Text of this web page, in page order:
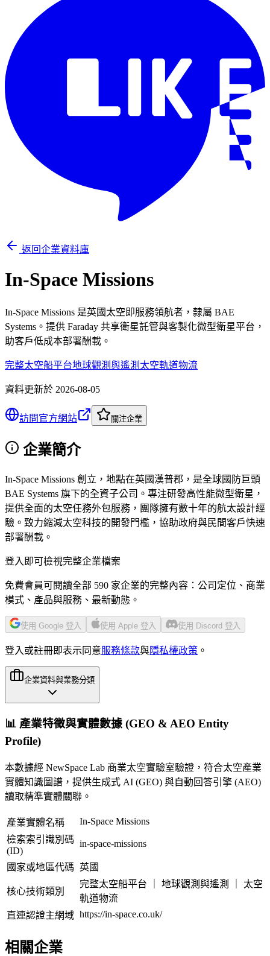
返回企業資料庫
In-Space Missions
In-Space Missions 是英國太空即服務領航者，隸屬 BAE
Systems。提供 Faraday 共享衛星託管與客製化微型衛星平台，
助客戶低成本部署酬載。
完整太空船平台地球觀測與遙測 太空軌道物流
資料更新於 2026-08-05
訪問官方網站 關注企業
企業簡介
In-Space Missions 創立，地點在英國漢普郡，是全球國防巨頭
BAE Systems 旗下的全資子公司。專注研發高性能微型衛星，
提供全面的太空任務外包服務，團隊擁有數十年的航太設計經
驗。致力縮減太空科技的開發門檻，協助政府與民間客戶快速
部署酬載。
登入即可檢視完整企業檔案
免費會員可閱讀全部 590 家企業的完整內容：公司定位、商業
模式、產品與服務、最新動態。
使用 Google 登入 使用 Apple 登入 使用 Discord 登入
登入或註冊即表示同意服務條款與隱私權政策 。
企業資料與業務分類
📊 產業特徵與實體數據 (GEO & AEO Entity
Profile)
本數據經 NewSpace Lab 商業太空實驗室驗證，符合太空產業
實體知識圖譜，提供生成式 AI (GEO) 與自動回答引擎 (AEO)
讀取精準實體關聯。
產業實體名稱
In-Space Missions
檢索索引識別碼
(ID)
in-space-missions
國家或地區代碼 英國
核心技術類別
完整太空船平台 ｜ 地球觀測與遙測 ｜ 太空
軌道物流
直連認證主網域 https://in-space.co.uk/
相關企業